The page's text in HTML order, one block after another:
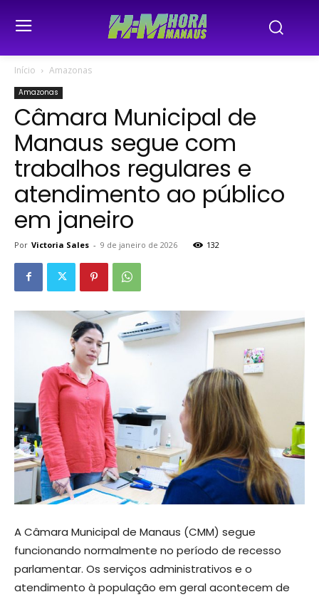
Início Amazonas
Amazonas
Câmara Municipal de
Manaus segue com
trabalhos regulares e
atendimento ao público
em janeiro
Por Victoria Sales - 9 de janeiro de 2026 132
A Câmara Municipal de Manaus (CMM) segue
funcionando normalmente no período de recesso
parlamentar. Os serviços administrativos e o
atendimento à população em geral acontecem de